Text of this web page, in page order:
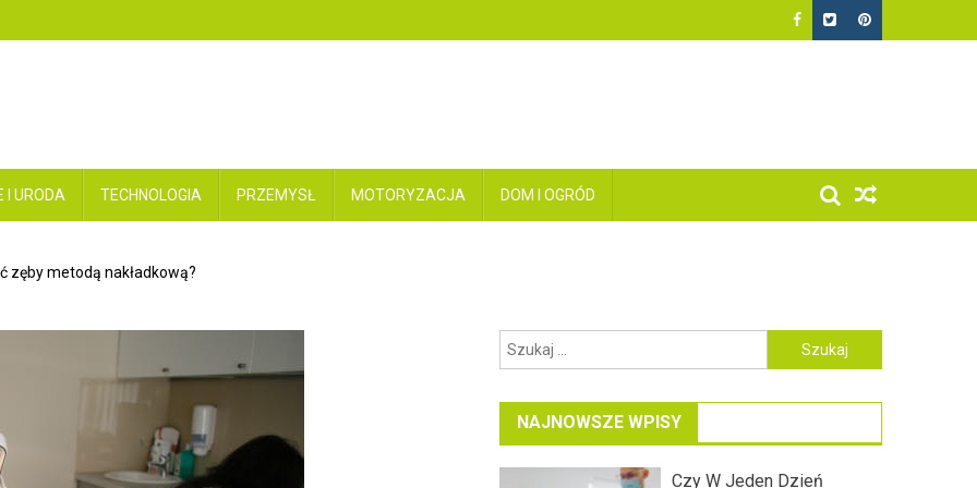
I URODA TECHNOLOGIA PRZEMYSŁ MOTORYZACJA DOM I OGRÓD
zęby metodą nakładkową?
Szukaj:
NAJNOWSZE WPISY
Czy W Jeden Dzień